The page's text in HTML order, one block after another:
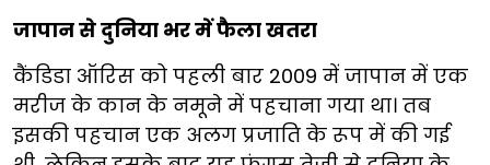
जापान से दुनिया भर में फैला खतरा
कैंडिडा ऑरिस को पहली बार 2009 में जापान में एक
मरीज के कान के नमूने में पहचाना गया था। तब
इसकी पहचान एक अलग प्रजाति के रूप में की गई